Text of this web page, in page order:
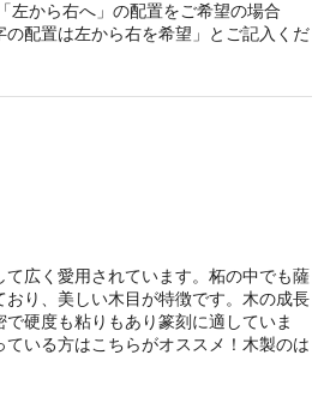
左から右へ」の配置をご希望の場合
の配置は左から右を希望」とご記入くだ
広く愛用されています。柘の中でも薩
おり、美しい木目が特徴です。木の成長
硬度も粘りもあり篆刻に適していま
いる方はこちらがオススメ！木製のは